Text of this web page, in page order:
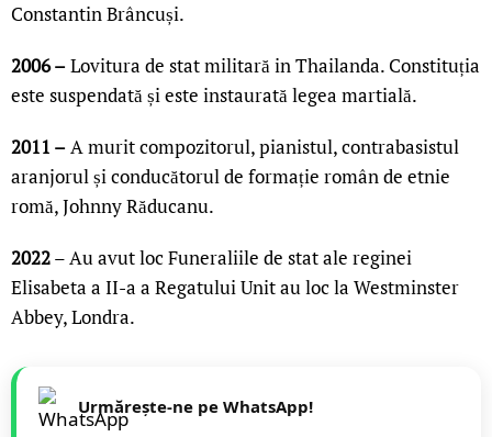
Constantin Brâncuși.
2006 –Lovitura de stat militară in Thailanda. Constituția
este suspendată și este instaurată legea martială.
2011 –A murit compozitorul, pianistul, contrabasistul
aranjorul și conducătorul de formație român de etnie
romă, Johnny Răducanu.
2022– Au avut loc Funeraliile de stat ale reginei
Elisabeta a II-a a Regatului Unit au loc la Westminster
Abbey, Londra.
Urmărește-ne pe WhatsApp!